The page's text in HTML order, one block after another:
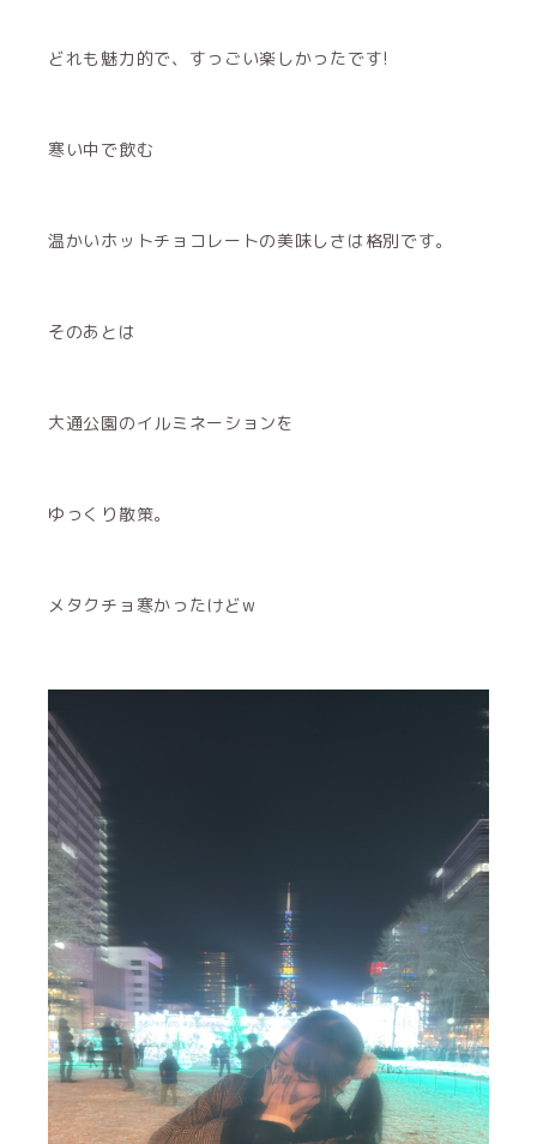
どれも魅力的で、すっごい楽しかったです!
寒い中で飲む
温かいホットチョコレートの美味しさは格別です。
そのあとは
大通公園のイルミネーションを
ゆっくり散策。
メタクチョ寒かったけどw